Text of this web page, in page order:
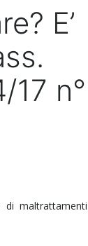
E’
17 n°
di maltrattamenti